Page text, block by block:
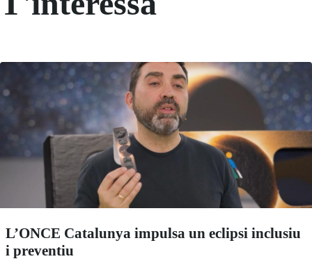
L’ONCE Catalunya impulsa un eclipsi inclusiu
i preventiu